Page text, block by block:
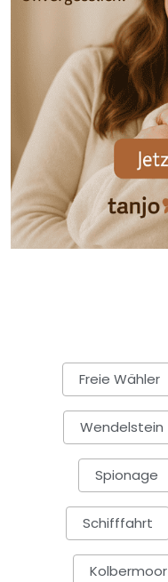
Freie Wähler
Wendelstein
Spionage
Schifffahrt
Kolbermoor